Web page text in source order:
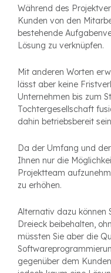
Während des
Kunden von den
bestehende
Lösung zu verknüpfen.
Mit anderen Worten
lässt aber keine
Unternehmen bis zum
Tochtergesellschaft
dahin betriebsbereit
Da der Umfang und
Ihnen nur die
Projektteam
zu erhöhen.
Alternativ dazu können
Dreieck beibehalten,
müssten Sie aber die
gegenüber dem